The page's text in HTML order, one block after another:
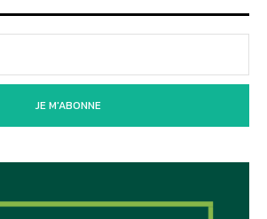
JE M'ABONNE